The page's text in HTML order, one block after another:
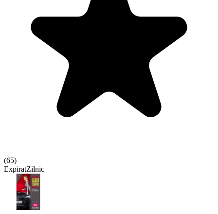
(65)
ExpiratZilnic